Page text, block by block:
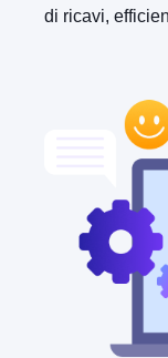
di ricavi,